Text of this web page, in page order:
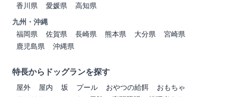
香川県
愛媛県
高知県
九州・沖縄
福岡県
佐賀県 長崎県 熊本県 大分県
宮崎県
鹿児島県
沖縄県
特長からドッグランを探す
屋外 屋内 坂 プール おやつの給餌
おもちゃ